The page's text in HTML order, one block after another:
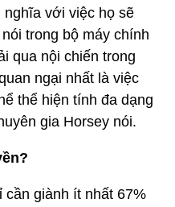
nghĩa với việc họ sẽ
trong bộ máy chính
qua nội chiến trong
ngại nhất là việc
thể hiện tính đa dạng
gia Horsey nói.
cần giành ít nhất 67%